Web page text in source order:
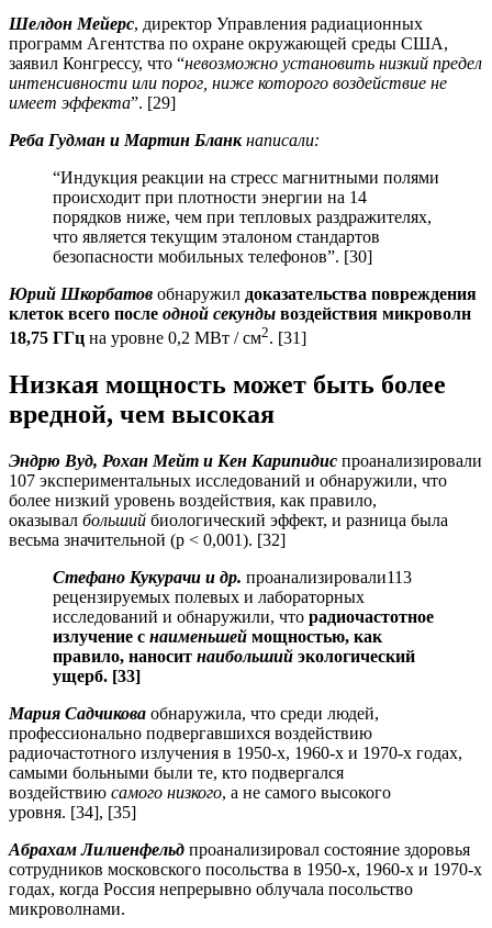
Шелдон Мейерс, директор Управления радиационных
программ Агентства по охране окружающей среды США,
заявил Конгрессу, что “невозможно установить низкий предел
интенсивности или порог, ниже которого воздействие не
имеет эффекта”. [29]
Реба Гудман и Мартин Бланк написали:
“Индукция реакции на стресс магнитными полями
происходит при плотности энергии на 14
порядков ниже, чем при тепловых раздражителях,
что является текущим эталоном стандартов
безопасности мобильных телефонов”. [30]
Юрий Шкорбатов обнаружил доказательства повреждения
клеток всего после одной секунды воздействия микроволн
18,75 ГГц на уровне 0,2 МВт / см2. [31]
Низкая мощность может быть более
вредной, чем высокая
Эндрю Вуд, Рохан Мейт и Кен Карипидис проанализировали
107 экспериментальных исследований и обнаружили, что
более низкий уровень воздействия, как правило,
оказывал больший биологический эффект, и разница была
весьма значительной (p < 0,001). [32]
Стефано Кукурачи и др. проанализировали113
рецензируемых полевых и лабораторных
исследований и обнаружили, что радиочастотное
излучение с наименьшей мощностью, как
правило, наносит наибольший экологический
ущерб. [33]
Мария Садчикова обнаружила, что среди людей,
профессионально подвергавшихся воздействию
радиочастотного излучения в 1950-х, 1960-х и 1970-х годах,
самыми больными были те, кто подвергался
воздействию самого низкого, а не самого высокого
уровня. [34], [35]
Абрахам Лилиенфельд проанализировал состояние здоровья
сотрудников московского посольства в 1950-х, 1960-х и 1970-х
годах, когда Россия непрерывно облучала посольство
микроволнами.